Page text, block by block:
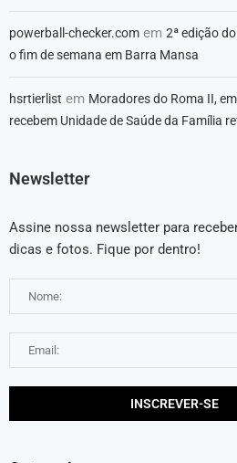
powerball-checker.com em 2ª edição
o fim de semana em Barra Mansa
hsrtierlist em Moradores do Roma II,
recebem Unidade de Saúde da Família
Newsletter
Assine nossa newsletter para
dicas e fotos. Fique por dentro!